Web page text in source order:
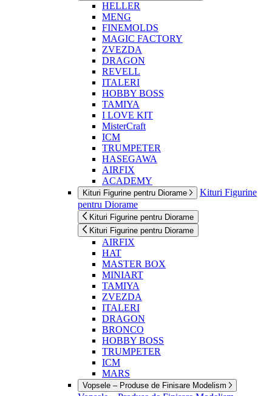
HELLER
MENG
FINEMOLDS
MAGIC FACTORY
ZVEZDA
DRAGON
REVELL
ITALERI
HOBBY BOSS
TAMIYA
I LOVE KIT
MisterCraft
ICM
TRUMPETER
HASEGAWA
AIRFIX
ACADEMY
Kituri Figurine pentru Diorame
Kituri Figurine
pentru Diorame
Kituri Figurine pentru Diorame
Kituri Figurine pentru Diorame
AIRFIX
HAT
MASTER BOX
MINIART
TAMIYA
ZVEZDA
ITALERI
DRAGON
BRONCO
HOBBY BOSS
TRUMPETER
ICM
MARS
Vopsele – Produse de Finisare Modelism